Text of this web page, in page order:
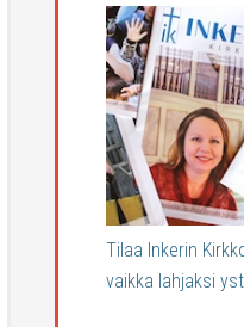
Tilaa Inkerin
vaikka lahjaksi